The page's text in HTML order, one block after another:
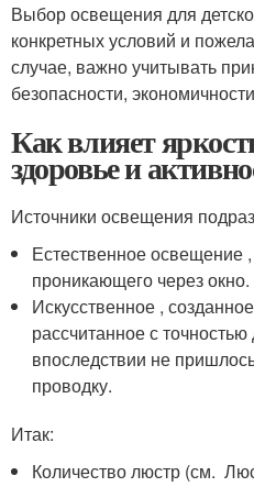
Выбор освещения для
конкретных условий и
случае, важно учитывать
безопасности,
Как влияет
здоровье и
Источники освещения
Естественное освещение ,
проникающего через окно.
Искусственное ,
рассчитанное с
впоследствии не
проводку.
Итак:
Количество люстр (см.